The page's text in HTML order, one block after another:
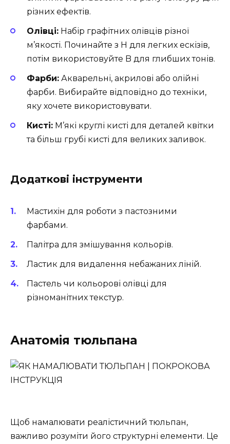
різних ефектів.
Олівці: Набір графітних олівців різної
м’якості. Починайте з H для легких ескізів,
потім використовуйте B для глибших тонів.
Фарби: Акварельні, акрилові або олійні
фарби. Вибирайте відповідно до техніки,
яку хочете використовувати.
Кисті: М’які круглі кисті для деталей квітки
та більш грубі кисті для великих заливок.
Додаткові інструменти
Мастихін для роботи з пастозними
фарбами.
Палітра для змішування кольорів.
Ластик для видалення небажаних ліній.
Пастель чи кольорові олівці для
різноманітних текстур.
Анатомія тюльпана
Щоб намалювати реалістичний тюльпан,
важливо розуміти його структурні елементи. Це